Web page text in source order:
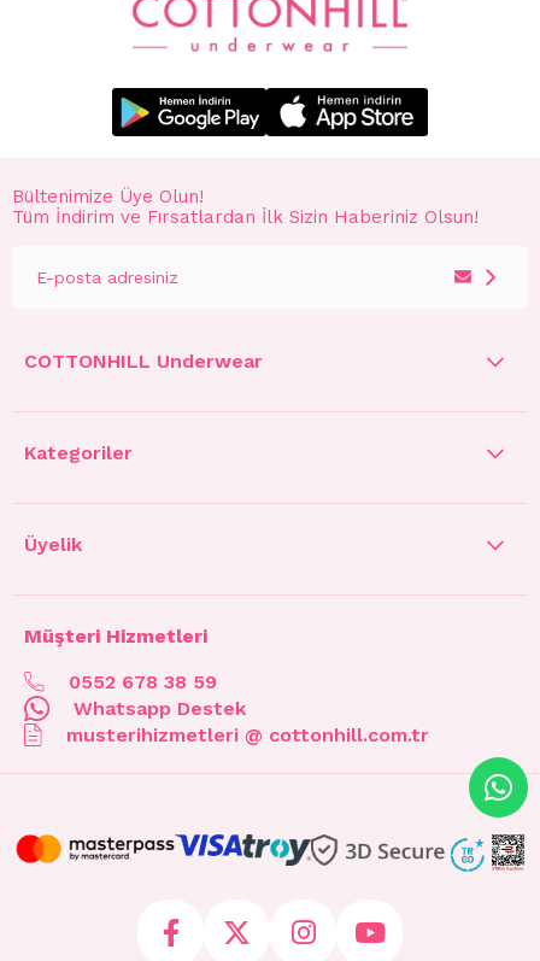
Bültenimize Üye Olun!
Tüm İndirim ve Fırsatlardan İlk Sizin Haberiniz Olsun!
COTTONHILL Underwear
Kategoriler
Üyelik
Müşteri Hizmetleri
0552 678 38 59
Whatsapp Destek
musterihizmetleri @ cottonhill.com.tr